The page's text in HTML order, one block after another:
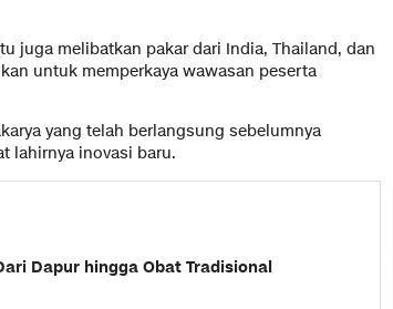
juga melibatkan pakar dari India, Thailand, dan
untuk memperkaya wawasan peserta
yang telah berlangsung sebelumnya
lahirnya inovasi baru.
Dapur hingga Obat Tradisional